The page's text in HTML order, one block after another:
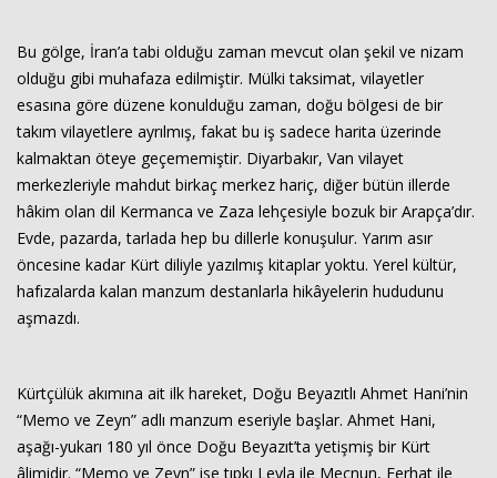
Bu gölge, İran’a tabi olduğu zaman mevcut olan şekil ve nizam
olduğu gibi muhafaza edilmiştir. Mülki taksimat, vilayetler
esasına göre düzene konulduğu zaman, doğu bölgesi de bir
takım vilayetlere ayrılmış, fakat bu iş sadece harita üzerinde
kalmaktan öteye geçememiştir. Diyarbakır, Van vilayet
merkezleriyle mahdut birkaç merkez hariç, diğer bütün illerde
hâkim olan dil Kermanca ve Zaza lehçesiyle bozuk bir Arapça’dır.
Evde, pazarda, tarlada hep bu dillerle konuşulur. Yarım asır
öncesine kadar Kürt diliyle yazılmış kitaplar yoktu. Yerel kültür,
hafızalarda kalan manzum destanlarla hikâyelerin hududunu
aşmazdı.
Kürtçülük akımına ait ilk hareket, Doğu Beyazıtlı Ahmet Hani’nin
“Memo ve Zeyn” adlı manzum eseriyle başlar. Ahmet Hani,
aşağı-yukarı 180 yıl önce Doğu Beyazıt’ta yetişmiş bir Kürt
âlimidir. “Memo ve Zeyn” ise tıpkı Leyla ile Mecnun, Ferhat ile